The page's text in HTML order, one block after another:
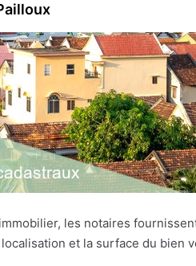
les notaires
et la surface du bien